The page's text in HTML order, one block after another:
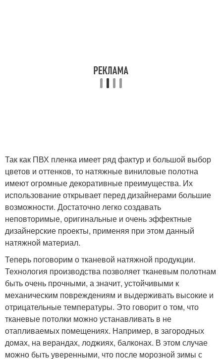
Так как ПВХ пленка имеет ряд фактур и большой выбор
цветов и оттенков, то натяжные виниловые полотна
имеют огромные декоративные преимущества. Их
использование открывает перед дизайнерами большие
возможности. Достаточно легко создавать
неповторимые, оригинальные и очень эффектные
дизайнерские проекты, применяя при этом данный
натяжной материал.
Теперь поговорим о тканевой натяжной продукции.
Технология производства позволяет тканевым полотнам
быть очень прочными, а значит, устойчивыми к
механическим повреждениям и выдерживать высокие и
отрицательные температуры. Это говорит о том, что
тканевые потолки можно устанавливать в не
отапливаемых помещениях. Например, в загородных
домах, на верандах, лоджиях, балконах. В этом случае
можно быть уверенными, что после морозной зимы с